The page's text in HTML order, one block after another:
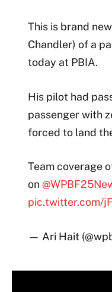
This is brand
Chandler) of a
today at PBIA.
His pilot had
passenger with
forced to land
Team coverage
on
pic.twitter.com/
— Ari Hait